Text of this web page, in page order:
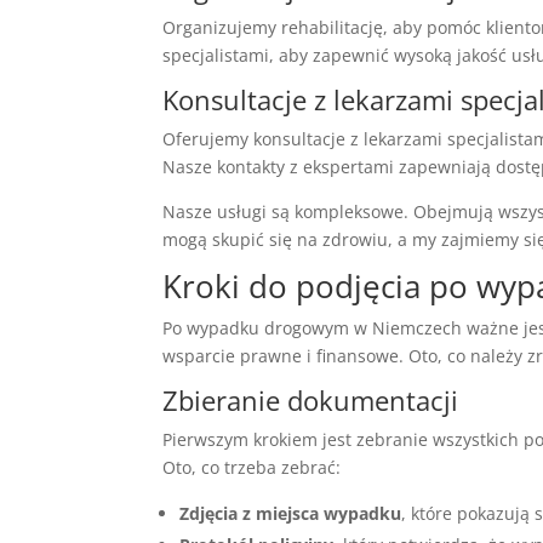
Organizujemy rehabilitację, aby pomóc
specjalistami, aby zapewnić wysoką jakość
Konsultacje z lekarzami
Oferujemy konsultacje z lekarzami
Nasze kontakty z ekspertami zapewniają
Nasze usługi są kompleksowe. Obejmują
mogą skupić się na zdrowiu, a my zajmiemy
Kroki do podjęcia po
Po wypadku drogowym w Niemczech ważne
wsparcie prawne i finansowe. Oto, co należy
Zbieranie dokumentacji
Pierwszym krokiem jest zebranie wszystkich
Oto, co trzeba zebrać:
Zdjęcia z miejsca wypadku, które pokazują